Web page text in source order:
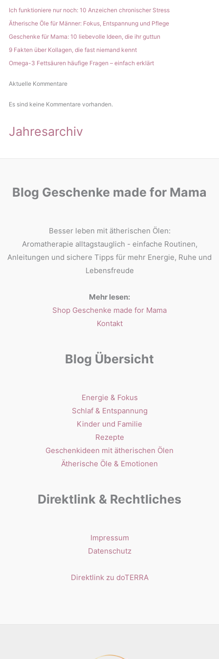
Ich funktioniere nur noch: 10 Anzeichen chronischer Stress
Ätherische Öle für Männer: Fokus, Entspannung und Pflege
Geschenke für Mama: 10 liebevolle Ideen, die ihr guttun
9 Fakten über Kollagen, die fast niemand kennt
Omega-3 Fettsäuren häufige Fragen – einfach erklärt
Aktuelle Kommentare
Es sind keine Kommentare vorhanden.
Jahresarchiv
Blog Geschenke made for Mama
Besser leben mit ätherischen Ölen:
Aromatherapie alltagstauglich - einfache Routinen,
Anleitungen und sichere Tipps für mehr Energie, Ruhe und
Lebensfreude
Mehr lesen:
Shop Geschenke made for Mama
Kontakt
Blog Übersicht
Energie & Fokus
Schlaf & Entspannung
Kinder und Familie
Rezepte
Geschenkideen mit ätherischen Ölen
Ätherische Öle & Emotionen
Direktlink & Rechtliches
Impressum
Datenschutz
Direktlink zu doTERRA